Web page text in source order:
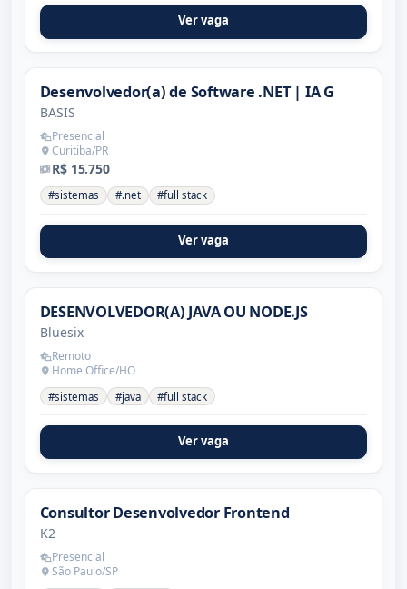
Ver vaga
Desenvolvedor(a) de Software .NET | IA G
BASIS
Presencial
Curitiba/PR
R$ 15.750
#sistemas #.net #full stack
Ver vaga
DESENVOLVEDOR(A) JAVA OU NODE.JS
Bluesix
Remoto
Home Office/HO
#sistemas #java #full stack
Ver vaga
Consultor Desenvolvedor Frontend
K2
Presencial
São Paulo/SP